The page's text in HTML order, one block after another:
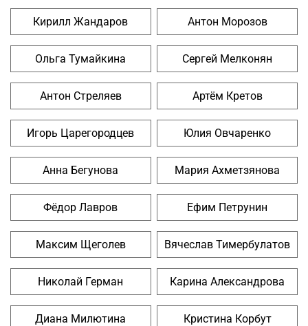
Кирилл Жандаров Антон Морозов
Ольга Тумайкина Сергей Мелконян
Антон Стреляев Артём Кретов
Игорь Царегородцев Юлия Овчаренко
Анна Бегунова Мария Ахметзянова
Фёдор Лавров Ефим Петрунин
Максим Щеголев Вячеслав Тимербулатов
Николай Герман Карина Александрова
Диана Милютина Кристина Корбут